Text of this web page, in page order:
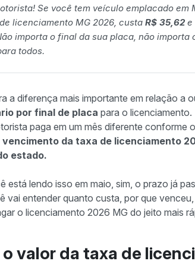
Se você tem veículo emplacado em
licenciamento MG 2026, custa R$ 35,62 e
importa o final da sua placa, não importa
todos.
a diferença mais importante em relação a
por final de placa para o
paga em um mês diferente conforme
vencimento da taxa de licenciamento
estado.
está lendo isso em maio, sim, o prazo já
vai entender quanto custa, por que
o licenciamento 2026 MG do jeito mais
o valor da taxa de